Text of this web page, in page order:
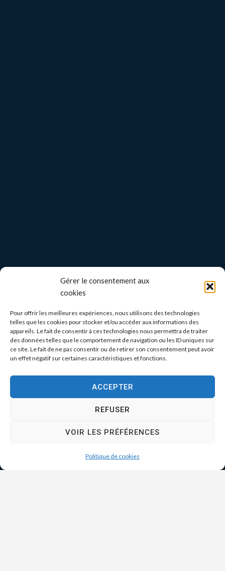
Gérer le consentement aux
cookies
Pour offrir les meilleures expériences, nous utilisons des technologies
telles que les cookies pour stocker et/ou accéder aux informations des
appareils. Le fait de consentir à ces technologies nous permettra de traiter
des données telles que le comportement de navigation ou les ID uniques sur
ce site. Le fait de ne pas consentir ou de retirer son consentement peut avoir
un effet négatif sur certaines caractéristiques et fonctions.
ACCEPTER
REFUSER
VOIR LES PRÉFÉRENCES
Politique de cookies